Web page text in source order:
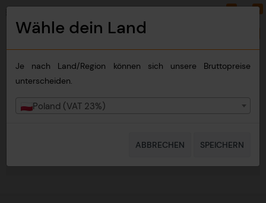
0 0
Wähle dein Land
Je nach Land/Region können sich unsere Bruttopreise
unterscheiden.
Poland (VAT 23%)
ABBRECHEN SPEICHERN